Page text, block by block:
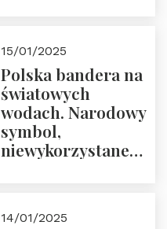
Prowadzi prof.
Zbigniew
Stawrowski
15/01/2025
Polska bandera na
światowych
wodach. Narodowy
symbol,
niewykorzystane
14/01/2025